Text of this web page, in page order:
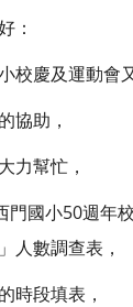
：
校慶及運動會
協助，
力幫忙，
門國小50週年
人數調查表，
時段填表，